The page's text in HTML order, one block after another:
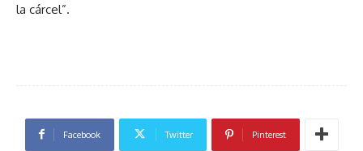
la cárcel”.
Facebook Twitter Pinterest